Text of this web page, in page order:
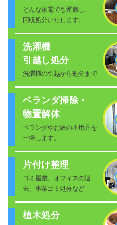
どんな家電でも運搬し、
回収処分いたします。
洗濯機
引越し処分
洗濯機の引越から処分まで
ベランダ掃除・
物置解体
ベランダやお庭の不用品を
一掃します。
片付け整理
ゴミ屋敷、オフィスの退
去、事業ゴミ処分など
植木処分